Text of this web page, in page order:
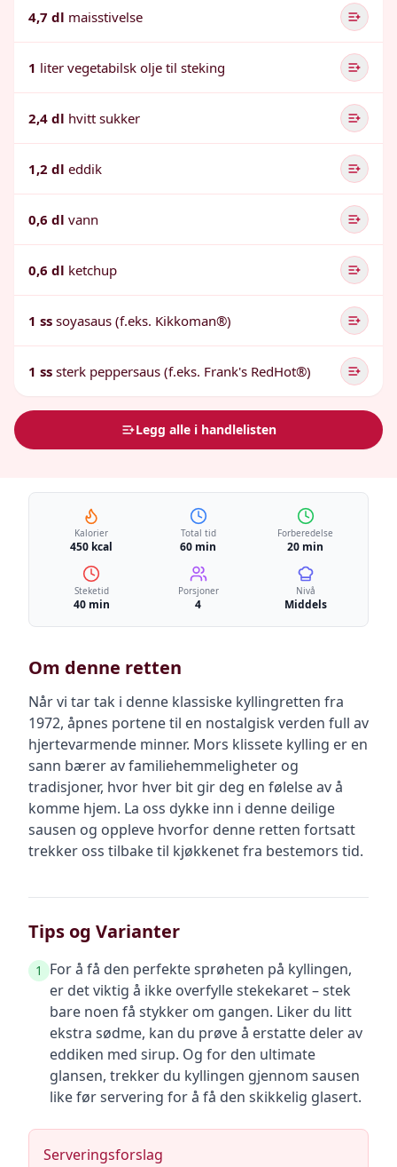
4,7 dl maisstivelse
1 liter vegetabilsk olje til steking
2,4 dl hvitt sukker
1,2 dl eddik
0,6 dl vann
0,6 dl ketchup
1 ss soyasaus (f.eks. Kikkoman®)
1 ss sterk peppersaus (f.eks. Frank's RedHot®)
Legg alle i handlelisten
Kalorier
450 kcal
Total tid
60 min
Forberedelse
20 min
Steketid
40 min
Porsjoner
4
Nivå
Middels
Om denne retten
Når vi tar tak i denne klassiske kyllingretten fra
1972, åpnes portene til en nostalgisk verden full av
hjertevarmende minner. Mors klissete kylling er en
sann bærer av familiehemmeligheter og
tradisjoner, hvor hver bit gir deg en følelse av å
komme hjem. La oss dykke inn i denne deilige
sausen og oppleve hvorfor denne retten fortsatt
trekker oss tilbake til kjøkkenet fra bestemors tid.
Tips og Varianter
1
For å få den perfekte sprøheten på kyllingen,
er det viktig å ikke overfylle stekekaret – stek
bare noen få stykker om gangen. Liker du litt
ekstra sødme, kan du prøve å erstatte deler av
eddiken med sirup. Og for den ultimate
glansen, trekker du kyllingen gjennom sausen
like før servering for å få den skikkelig glasert.
Serveringsforslag